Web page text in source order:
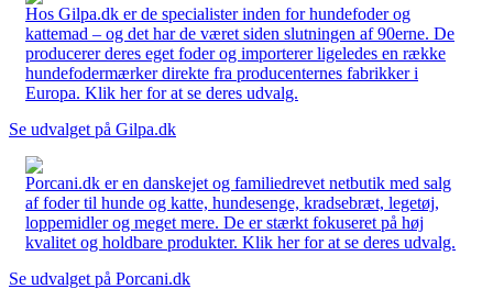
Hos Gilpa.dk er de specialister inden for hundefoder og
kattemad – og det har de været siden slutningen af 90erne. De
producerer deres eget foder og importerer ligeledes en række
hundefodermærker direkte fra producenternes fabrikker i
Europa. Klik her for at se deres udvalg.
Se udvalget på Gilpa.dk
Porcani.dk er en danskejet og familiedrevet netbutik med salg
af foder til hunde og katte, hundesenge, kradsebræt, legetøj,
loppemidler og meget mere. De er stærkt fokuseret på høj
kvalitet og holdbare produkter. Klik her for at se deres udvalg.
Se udvalget på Porcani.dk